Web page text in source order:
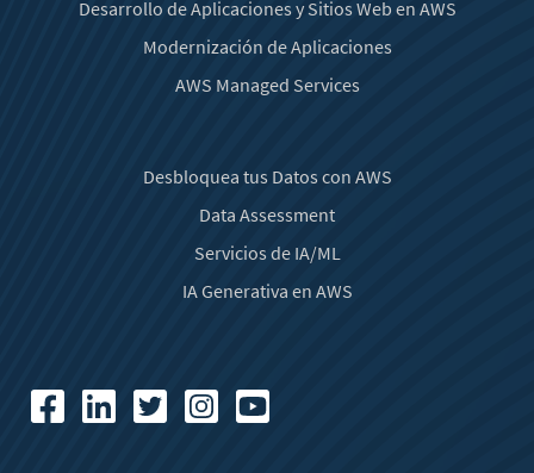
Desarrollo de Aplicaciones y Sitios Web en AWS
Modernización de Aplicaciones
AWS Managed Services
Desbloquea tus Datos con AWS
Data Assessment
Servicios de IA/ML
IA Generativa en AWS